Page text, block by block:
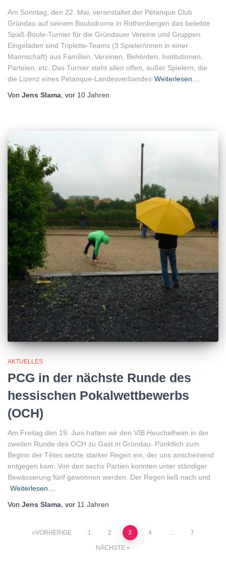
Am Sonntag, den 22. Mai, veranstaltet der Pétanque Club
Gründau auf seinem Boulodrome in Rothenbergen das beliebte
Spaß-Boule-Turnier für die Gründauer Vereine und Gruppen.
Eingeladen sind Triplette-Teams (3 Spieler/innen in einer
Mannschaft) aus Familien, Vereinen, Behörden, Institutionen,
Parteien, etc. Das Turnier steht allen offen, außer Spielern, die
die Lizenz eines Petanque-Landesverbandes Weiterlesen…
Von Jens Slama , vor 10 Jahren
AKTUELLES
PCG in der nächste Runde des
hessischen Pokalwettbewerbs
(OCH)
Am Freitag den 19. Juni hatten wir den VIB Heuchelheim in der
zweiten Runde des OCH zu Gast in Gründau. Pünktlich zum
Beginn der Têtes setzte starker Regen ein, der uns anscheinend
entgegen kam. Von den sechs Partien konnten unter ständiger
Bewässerung fünf gewonnen werden. Der Regen ließ nach und
Weiterlesen…
Von Jens Slama , vor 11 Jahren
Seitennummerierung
VORHERIGE 1 2 3 4 … 7
NÄCHSTE